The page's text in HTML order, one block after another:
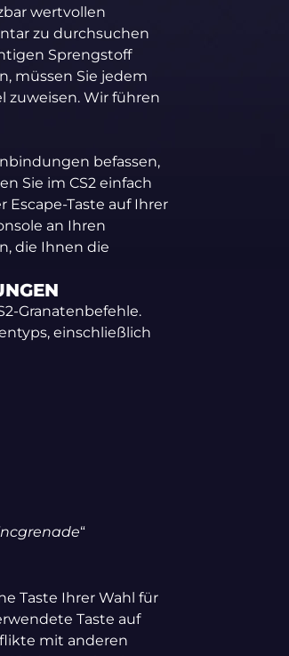
wertvollen
zu durchsuchen
Sprengstoff
müssen Sie jedem
zuweisen. Wir führen
befassen,
Sie im CS2 einfach
Escape-Taste auf Ihrer
an Ihren
die Ihnen die
Granatenbefehle.
einschließlich
“
Taste Ihrer Wahl für
Taste auf
mit anderen